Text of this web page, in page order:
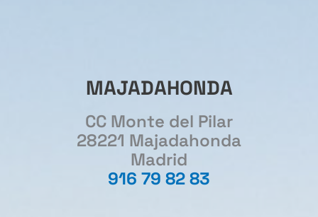
MAJADAHONDA
CC Monte del Pilar
28221 Majadahonda
Madrid
916 79 82 83